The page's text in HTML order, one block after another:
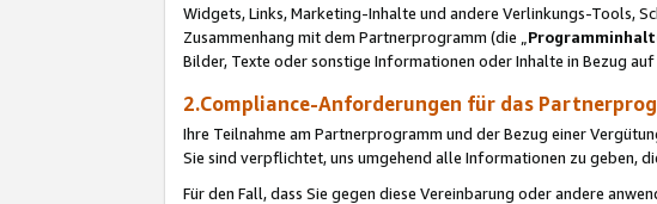
Widgets, Links, Marketing-Inhalte und andere Verlinkungs-Tools,
Zusammenhang mit dem Partnerprogramm (die „
Bilder, Texte oder sonstige Informationen oder Inhalte in Bezug
2.Compliance-Anforderungen für das
Ihre Teilnahme am Partnerprogramm und der Bezug einer
Sie sind verpflichtet, uns umgehend alle Informationen zu geben,
Für den Fall, dass Sie gegen diese Vereinbarung oder andere